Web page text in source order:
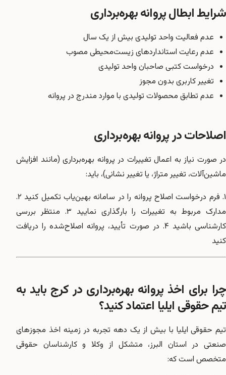
شرایط ابطال پروانه بهره‌برداری
عدم فعالیت واحد تولیدی بیش از یک سال
عدم رعایت استانداردهای زیست‌محیطی مصوب
درخواست کتبی صاحبان واحد تولیدی
تغییر کاربری بدون مجوز
عدم تطابق محصولات تولیدی با موارد مندرج در پروانه
اصلاحات در پروانه بهره‌برداری
در صورت نیاز به اعمال تغییرات در پروانه بهره‌برداری (مانند افزایش
ماشین‌آلات، تغییر متراژ، یا تغییر نشانی)، باید:
۱. فرم درخواست اصلاح پروانه را در سامانه بهین‌یاب تکمیل کنید ۲.
مدارک مربوط به تغییرات را بارگذاری نمایید ۳. منتظر بررسی
کارشناسی باشید ۴. در صورت تأیید، پروانه اصلاح‌شده را دریافت
کنید
چرا برای اخذ پروانه بهره‌برداری در کرج باید به
تیم حقوقی ایلیا اعتماد کنید؟
تیم حقوقی ایلیا با بیش از یک دهه تجربه در زمینه اخذ مجوزهای
صنعتی در استان البرز، متشکل از وکلا و کارشناسان حقوقی
متخصص است که: